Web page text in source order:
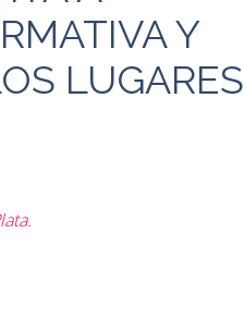
Y
LUGARES